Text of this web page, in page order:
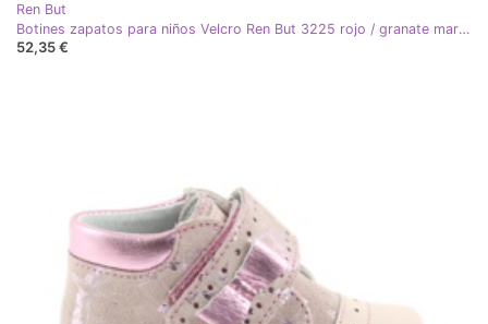
Ren But
Botines zapatos para niños Velcro Ren But 3225 rojo / granate marrón
52,35 €